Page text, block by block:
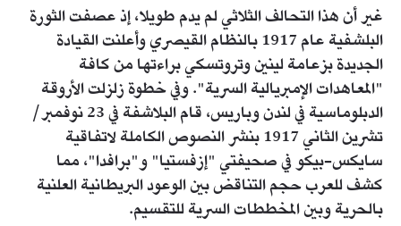
غير أن هذا التحالف الثلاثي لم يدم طويلا، إذ عصفت الثورة
البلشفية عام 1917 بالنظام القيصري وأعلنت القيادة
الجديدة بزعامة لينين وتروتسكي براءتها من كافة
"المعاهدات الإمبريالية السرية". وفي خطوة زلزلت الأروقة
الدبلوماسية في لندن وباريس، قام البلاشفة في 23 نوفمبر/
تشرين الثاني 1917 بنشر النصوص الكاملة لاتفاقية
سايكس-بيكو في صحيفتي "إزفستيا" و"برافدا"، مما
كشف للعرب حجم التناقض بين الوعود البريطانية العلنية
بالحرية وبين المخططات السرية للتقسيم.